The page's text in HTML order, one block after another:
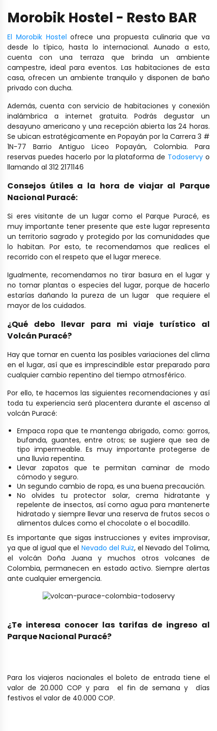
Morobik Hostel - Resto BAR
El Morobik Hostel ofrece una propuesta culinaria que va
desde lo típico, hasta lo internacional. Aunado a esto,
cuenta con una terraza que brinda un ambiente
campestre, ideal para eventos. Las habitaciones de esta
casa, ofrecen un ambiente tranquilo y disponen de baño
privado con ducha.
Además, cuenta con servicio de habitaciones y conexión
inalámbrica a internet gratuita. Podrás degustar un
desayuno americano y una recepción abierta las 24 horas.
Se ubican estratégicamente en Popayán por la Carrera 3 #
1N-77 Barrio Antiguo Liceo Popayán, Colombia. Para
reservas puedes hacerlo por la plataforma de Todoservy o
llamando al 312 2171146
Consejos útiles a la hora de viajar al Parque
Nacional Puracé:
Si eres visitante de un lugar como el Parque Puracé, es
muy importante tener presente que este lugar representa
un territorio sagrado y protegido por las comunidades que
lo habitan. Por esto, te recomendamos que realices el
recorrido con el respeto que el lugar merece.
Igualmente, recomendamos no tirar basura en el lugar y
no tomar plantas o especies del lugar, porque de hacerlo
estarías dañando la pureza de un lugar que requiere el
mayor de los cuidados.
¿Qué debo llevar para mi viaje turístico al
Volcán Puracé?
Hay que tomar en cuenta las posibles variaciones del clima
en el lugar, así que es imprescindible estar preparado para
cualquier cambio repentino del tiempo atmosférico.
Por ello, te hacemos las siguientes recomendaciones y así
toda tu experiencia será placentera durante el ascenso al
volcán Puracé:
Empaca ropa que te mantenga abrigado, como: gorros,
bufanda, guantes, entre otros; se sugiere que sea de
tipo impermeable. Es muy importante protegerse de
una lluvia repentina.
Llevar zapatos que te permitan caminar de modo
cómodo y seguro.
Un segundo cambio de ropa, es una buena precaución.
No olvides tu protector solar, crema hidratante y
repelente de insectos, así como agua para mantenerte
hidratado y siempre llevar una reserva de frutos secos o
alimentos dulces como el chocolate o el bocadillo.
Es importante que sigas instrucciones y evites improvisar,
ya que al igual que el Nevado del Ruiz, el Nevado del Tolima,
el volcán Doña Juana y muchos otros volcanes de
Colombia, permanecen en estado activo. Siempre alertas
ante cualquier emergencia.
¿Te interesa conocer las tarifas de ingreso al
Parque Nacional Puracé?
Para los viajeros nacionales el boleto de entrada tiene el
valor de 20.000 COP y para el fin de semana y días
festivos el valor de 40.000 COP.